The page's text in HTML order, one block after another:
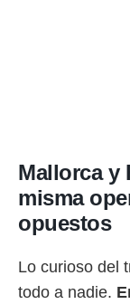
Mallorca y
misma
opuestos
Lo curioso del
todo a nadie.